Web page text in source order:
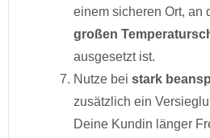
einem sicheren Ort, an
großen
ausgesetzt ist.
Nutze bei stark
zusätzlich ein
Deine Kundin länger